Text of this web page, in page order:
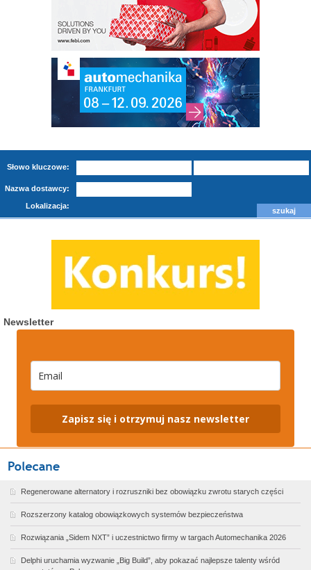
Słowo kluczowe:
Nazwa dostawcy:
Lokalizacja:
Newsletter
Zapisz się i otrzymuj nasz newsletter
Regenerowane alternatory i rozruszniki bez obowiązku zwrotu starych części
Rozszerzony katalog obowiązkowych systemów bezpieczeństwa
Rozwiązania „Sidem NXT” i uczestnictwo firmy w targach Automechanika 2026
Delphi uruchamia wyzwanie „Big Build”, aby pokazać najlepsze talenty wśród